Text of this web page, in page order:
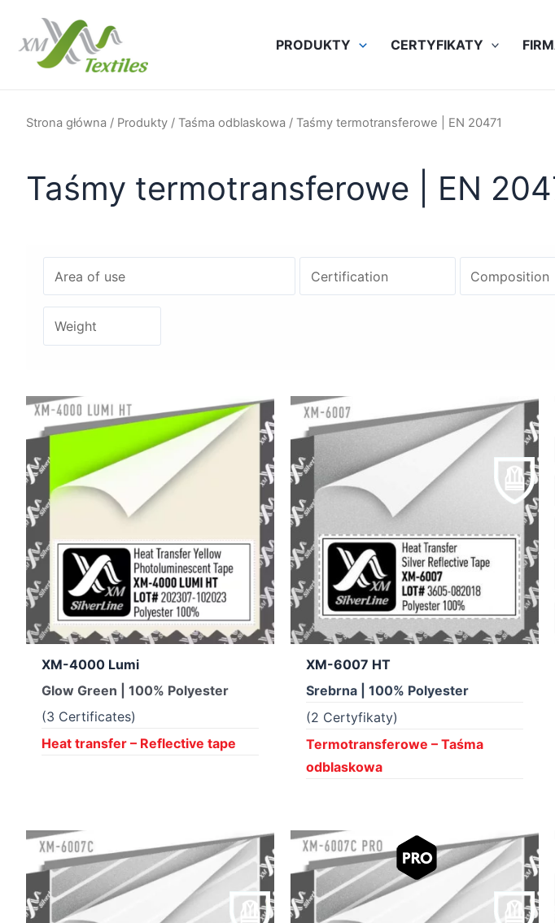
treści
PRODUKTY CERTYFIKATY
Strona główna / Produkty / Taśma odblaskowa / Taśmy termotransferowe | EN 20471
Taśmy termotransferowe | EN
XM-4000 Lumi
Glow Green | 100% Polyester
(3 Certificates)
Heat transfer – Reflective tape
XM-6007 HT
Srebrna | 100% Polyester
(2 Certyfikaty)
Termotransferowe – Taśma
odblaskowa